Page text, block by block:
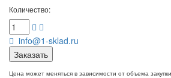
Количество:
info@1-sklad.ru
Заказать
Цена может меняться в зависимости от объема закупки